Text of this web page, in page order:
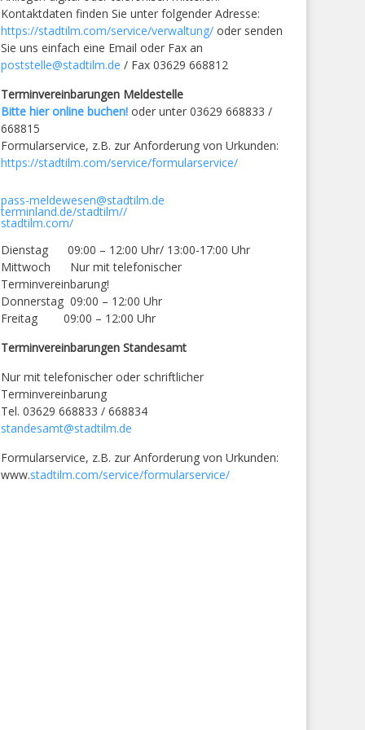
Kontaktdaten finden Sie unter folgender Adresse:
https://stadtilm.com/service/verwaltung/ oder senden
Sie uns einfach eine Email oder Fax an
poststelle@stadtilm.de / Fax 03629 668812
Terminvereinbarungen Meldestelle
Bitte hier online buchen! oder unter 03629 668833 /
668815
Formularservice, z.B. zur Anforderung von Urkunden:
https://stadtilm.com/service/formularservice/
pass-meldewesen@stadtilm.de
terminland.de/stadtilm//
stadtilm.com/
Dienstag 09:00 – 12:00 Uhr/ 13:00-17:00 Uhr
Mittwoch Nur mit telefonischer
Terminvereinbarung!
Donnerstag 09:00 – 12:00 Uhr
Freitag 09:00 – 12:00 Uhr
Terminvereinbarungen Standesamt
Nur mit telefonischer oder schriftlicher
Terminvereinbarung
Tel. 03629 668833 / 668834
standesamt@stadtilm.de
Formularservice, z.B. zur Anforderung von Urkunden:
www.stadtilm.com/service/formularservice/